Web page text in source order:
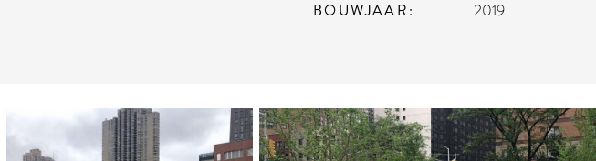
BOUWJAAR
2019